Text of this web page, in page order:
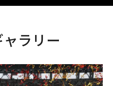
ラリー